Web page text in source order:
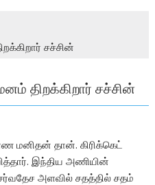
சச்சின்
திறக்கிறார் சச்சின்
மனிதன் தான். கிரிக்கெட்
இந்திய அணியின்
அளவில் சதத்தில் சதம்